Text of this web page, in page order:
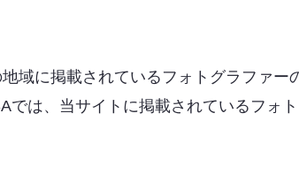
域に掲載されているフォトグラファ
では、当サイトに掲載されているフォ